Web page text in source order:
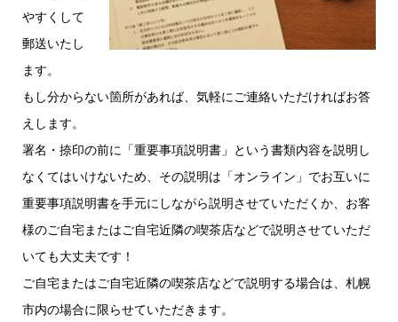
やすくして
郵送いたし
ます。
もし分からない箇所があれば、気軽にご連絡いただければお答
えします。
署名・捺印の前に「重要事項説明書」という書類内容を説明し
なくてはいけないため、その説明は「オンライン」でお互いに
重要事項説明書を手元にしながら説明させていただくか、お客
様のご自宅またはご自宅近隣の喫茶店などで説明させていただ
いても大丈夫です！
ご自宅またはご自宅近隣の喫茶店などで説明する場合は、札幌
市内の場合に限らせていただきます。